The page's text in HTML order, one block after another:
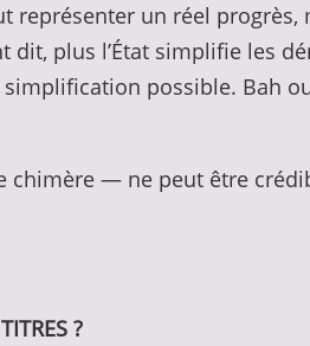
représenter un réel
plus l’État simplifie les
possible. Bah
— ne peut être
?